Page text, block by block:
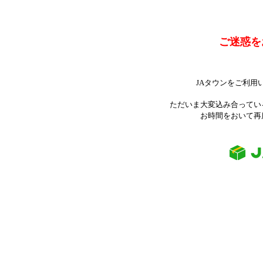
ご迷惑
JAタウンをご利用
ただいま大変込み合って
お時間をおいて